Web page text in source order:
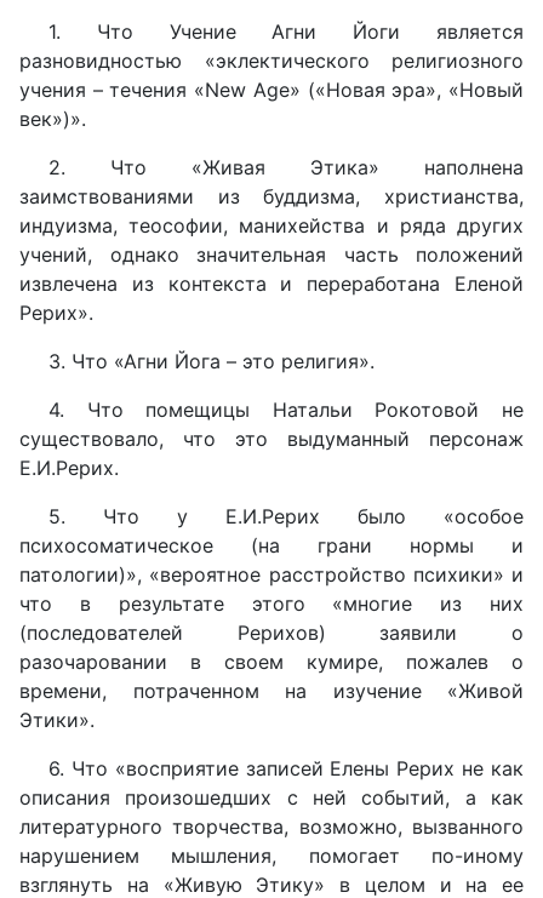
1. Что Учение Агни Йоги является
разновидностью «эклектического религиозного
учения – течения «New Age» («Новая эра», «Новый
век»)».
2. Что «Живая Этика» наполнена
заимствованиями из буддизма, христианства,
индуизма, теософии, манихейства и ряда других
учений, однако значительная часть положений
извлечена из контекста и переработана Еленой
Рерих».
3. Что «Агни Йога – это религия».
4. Что помещицы Натальи Рокотовой не
существовало, что это выдуманный персонаж
Е.И.Рерих.
5. Что у Е.И.Рерих было «особое
психосоматическое (на грани нормы и
патологии)», «вероятное расстройство психики» и
что в результате этого «многие из них
(последователей Рерихов) заявили о
разочаровании в своем кумире, пожалев о
времени, потраченном на изучение «Живой
Этики».
6. Что «восприятие записей Елены Рерих не как
описания произошедших с ней событий, а как
литературного творчества, возможно, вызванного
нарушением мышления, помогает по-иному
взглянуть на «Живую Этику» в целом и на ее